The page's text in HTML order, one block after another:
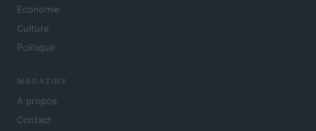
Economie
Culture
Politique
MAGAZINE
À propos
Contact